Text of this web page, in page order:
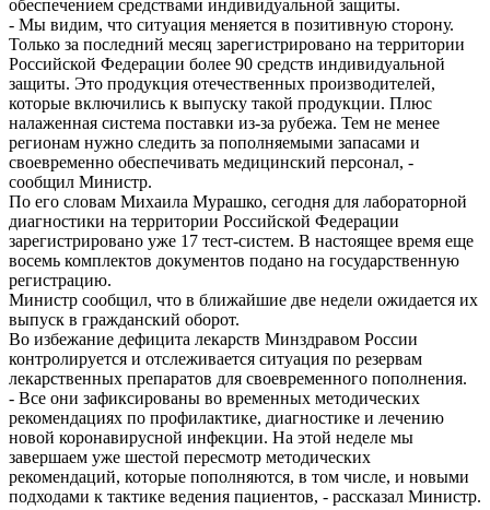
обеспечением средствами индивидуальной защиты.
- Мы видим, что ситуация меняется в позитивную сторону.
Только за последний месяц зарегистрировано на территории
Российской Федерации более 90 средств индивидуальной
защиты. Это продукция отечественных производителей,
которые включились к выпуску такой продукции. Плюс
налаженная система поставки из-за рубежа. Тем не менее
регионам нужно следить за пополняемыми запасами и
своевременно обеспечивать медицинский персонал, -
сообщил Министр.
По его словам Михаила Мурашко, сегодня для лабораторной
диагностики на территории Российской Федерации
зарегистрировано уже 17 тест-систем. В настоящее время еще
восемь комплектов документов подано на государственную
регистрацию.
Министр сообщил, что в ближайшие две недели ожидается их
выпуск в гражданский оборот.
Во избежание дефицита лекарств Минздравом России
контролируется и отслеживается ситуация по резервам
лекарственных препаратов для своевременного пополнения.
- Все они зафиксированы во временных методических
рекомендациях по профилактике, диагностике и лечению
новой коронавирусной инфекции. На этой неделе мы
завершаем уже шестой пересмотр методических
рекомендаций, которые пополняются, в том числе, и новыми
подходами к тактике ведения пациентов, - рассказал Министр.